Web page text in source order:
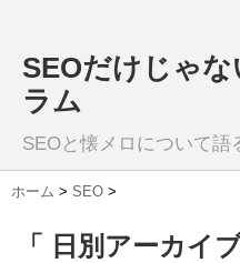
SEOだけじゃ
ラム
SEOと懐メロについて語
ホーム > SEO >
「 日別アーカイ